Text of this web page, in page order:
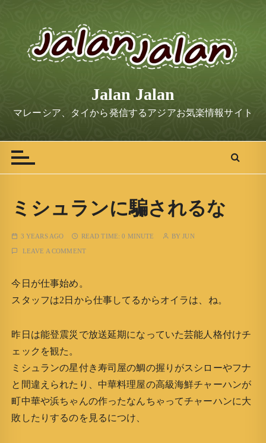
t
Jalan Jalan
マレーシア、タイから発信するアジアお気楽情報サイト
ミシュランに騙されるな
3 YEARS AGO READ TIME:0 MINUTE BYJUN
LEAVE A COMMENT
今日が仕事始め。
スタッフは2日から仕事してるからオイラは、ね。
昨日は能登震災で放送延期になっていた芸能人格付けチ
ェックを観た。
ミシュランの星付き寿司屋の鯛の握りがスシローやフナ
と間違えられたり、中華料理屋の高級海鮮チャーハンが
町中華や浜ちゃんの作ったなんちゃってチャーハンに大
敗したりするのを見るにつけ、